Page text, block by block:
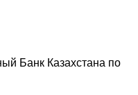
Банк Казахстана по